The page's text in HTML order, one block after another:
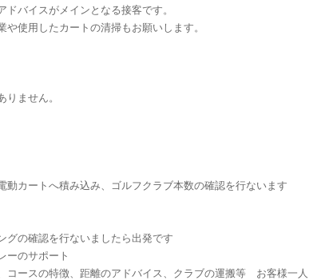
ドバイスがメインとなる接客です。
や使用したカートの清掃もお願いします。
ません。
動カートへ積み込み、ゴルフクラブ本数の確認を行ないます
グの確認を行ないましたら出発です
ーのサポート
コースの特徴、距離のアドバイス、クラブの運搬等 お客様一人